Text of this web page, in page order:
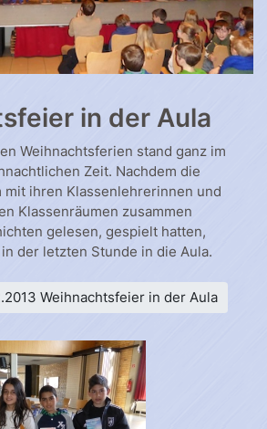
in der Aula
Weihnachtsferien stand ganz im
Zeit. Nachdem die
mit ihren Klassenlehrerinnen und
Klassenräumen zusammen
gelesen, gespielt hatten,
der letzten Stunde in die Aula.
Weihnachtsfeier in der Aula